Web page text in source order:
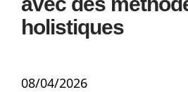
holistiques
08/04/2026